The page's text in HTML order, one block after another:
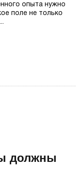
опыта нужно
поле не только
должны
и